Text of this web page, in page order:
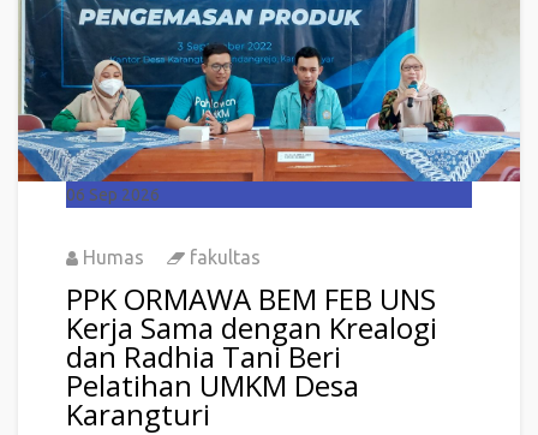
06 Sep 2026
Humas fakultas
PPK ORMAWA BEM FEB UNS
Kerja Sama dengan Krealogi
dan Radhia Tani Beri
Pelatihan UMKM Desa
Karangturi